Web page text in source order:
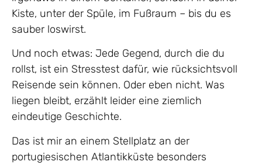
Kiste, unter der Spüle, im Fußraum – bis du es
sauber loswirst.
Und noch etwas: Jede Gegend, durch die du
rollst, ist ein Stresstest dafür, wie rücksichtsvoll
Reisende sein können. Oder eben nicht. Was
liegen bleibt, erzählt leider eine ziemlich
eindeutige Geschichte.
Das ist mir an einem Stellplatz an der
portugiesischen Atlantikküste besonders